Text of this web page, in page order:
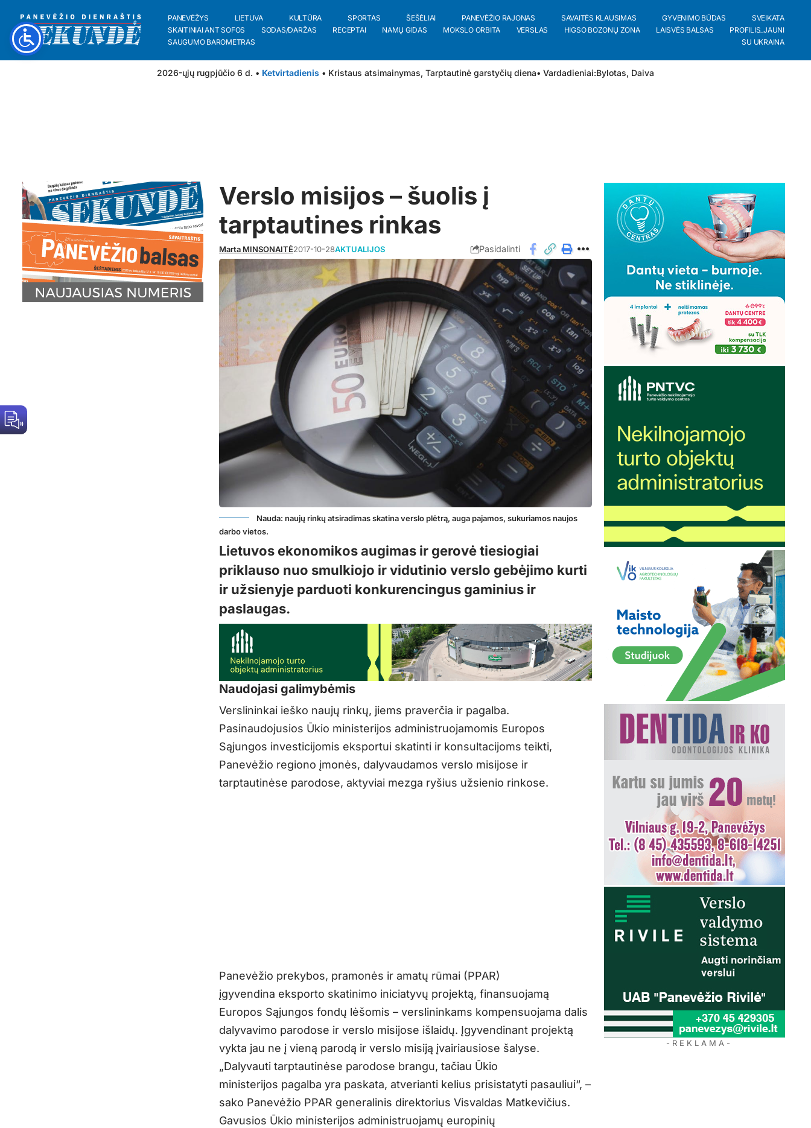
PANEVĖŽYS LIETUVA KULTŪRA SPORTAS ŠEŠĖLIAI PANEVĖŽIO RAJONAS SAVAITĖS KLAUSIMAS GYVENIMO BŪDAS
SVEIKATA
SKAITINIAI ANT SOFOS
SODAS/DARŽAS RECEPTAI NAMŲ GIDAS MOKSLO ORBITA VERSLAS HIGSO BOZONŲ ZONA LAISVĖS BALSAS
PROFILIS_JAUNI
SAUGUMO BAROMETRAS
SU UKRAINA
2026-ųjų rugpjūčio 6 d. • Ketvirtadienis • Kristaus atsimainymas, Tarptautinė garstyčių diena• Vardadieniai:Bylotas, Daiva
Verslo misijos – šuolis į
tarptautines rinkas
Marta MINSONAITĖ2017-10-28AKTUALIJOS Pasidalinti
Nauda: naujų rinkų atsiradimas skatina verslo plėtrą, auga pajamos, sukuriamos naujos
darbo vietos.
Lietuvos ekonomikos augimas ir gerovė tiesiogiai
priklauso nuo smulkiojo ir vidutinio verslo gebėjimo kurti
ir užsienyje parduoti konkurencingus gaminius ir
paslaugas.
Naudojasi galimybėmis
Verslininkai ieško naujų rinkų, jiems praverčia ir pagalba.
Pasinaudojusios Ūkio ministerijos administruojamomis Europos
Sąjungos investicijomis eksportui skatinti ir konsultacijoms teikti,
Panevėžio regiono įmonės, dalyvaudamos verslo misijose ir
tarptautinėse parodose, aktyviai mezga ryšius užsienio rinkose.
Panevėžio prekybos, pramonės ir amatų rūmai (PPAR)
įgyvendina eksporto skatinimo iniciatyvų projektą, finansuojamą
Europos Sąjungos fondų lėšomis – verslininkams kompensuojama dalis
dalyvavimo parodose ir verslo misijose išlaidų. Įgyvendinant projektą
vykta jau ne į vieną parodą ir verslo misiją įvairiausiose šalyse.
„Dalyvauti tarptautinėse parodose brangu, tačiau Ūkio
ministerijos pagalba yra paskata, atverianti kelius prisistatyti pasauliui“, –
sako Panevėžio PPAR generalinis direktorius Visvaldas Matkevičius.
Gavusios Ūkio ministerijos administruojamų europinių
- R E K L A M A -